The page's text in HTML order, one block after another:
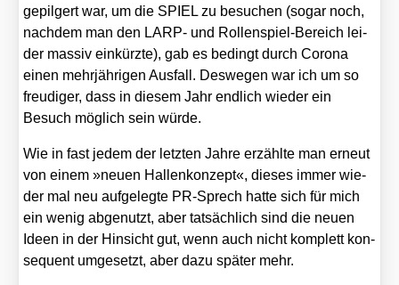
gepil­gert war, um die SPIEL zu besu­chen (sogar noch,
nach­dem man den LARP- und Rol­len­spiel-Bereich lei­
der mas­siv ein­kürz­te), gab es bedingt durch Coro­na
einen mehr­jäh­ri­gen Aus­fall. Des­we­gen war ich um so
freu­di­ger, dass in die­sem Jahr end­lich wie­der ein
Besuch mög­lich sein wür­de.
Wie in fast jedem der letz­ten Jah­re erzähl­te man erneut
von einem »neu­en Hal­len­kon­zept«, die­ses immer wie­
der mal neu auf­ge­leg­te PR-Sprech hat­te sich für mich
ein wenig abge­nutzt, aber tat­säch­lich sind die neu­en
Ideen in der Hin­sicht gut, wenn auch nicht kom­plett kon­
se­quent umge­setzt, aber dazu spä­ter mehr.